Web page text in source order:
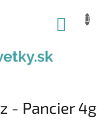
- Pancier 4g